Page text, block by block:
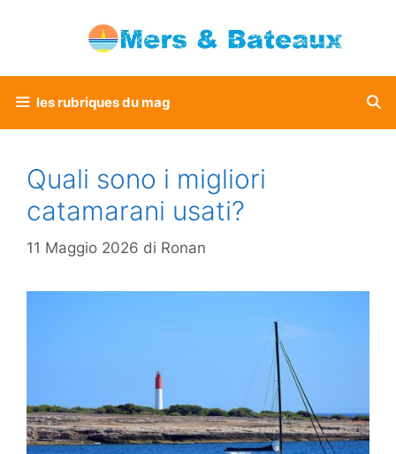
les rubriques du mag
Quali sono i migliori
catamarani usati?
11 Maggio 2026 di Ronan